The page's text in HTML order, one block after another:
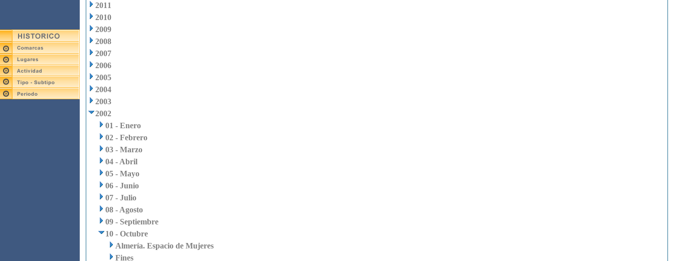
2011
2010
2009
2008
2007
2006
2005
2004
2003
2002
01 - Enero
02 - Febrero
03 - Marzo
04 - Abril
05 - Mayo
06 - Junio
07 - Julio
08 - Agosto
09 - Septiembre
10 - Octubre
Almería. Espacio de Mujeres
Fines